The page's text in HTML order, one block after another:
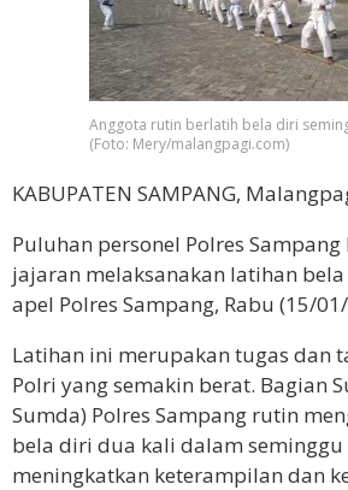
Anggota rutin berlatih bela diri
(Foto: Mery/malangpagi.com)
KABUPATEN SAMPANG,
Puluhan personel Polres Sampang
jajaran melaksanakan latihan
apel Polres Sampang, Rabu (15/
Latihan ini merupakan tugas dan
Polri yang semakin berat. Bagian
Sumda) Polres Sampang rutin
bela diri dua kali dalam
meningkatkan keterampilan dan